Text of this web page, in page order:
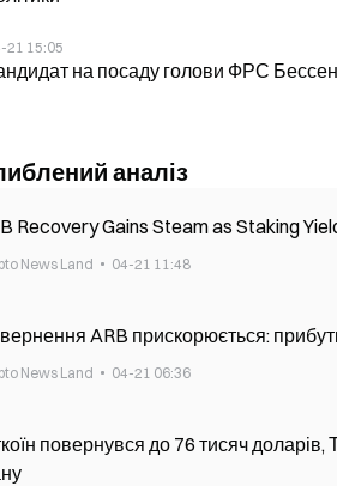
21 15:05
на посаду голови ФРС
аналіз
Recovery Gains Steam as Staking
News Land 04-21 11:48
ARB прискорюється:
News Land 04-21 06:36
повернувся до 76 тисяч